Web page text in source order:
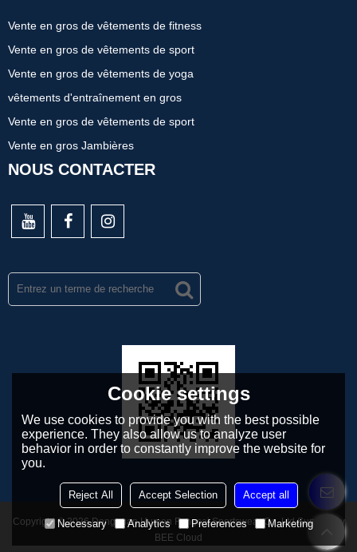
Vente en gros de vêtements de fitness
Vente en gros de vêtements de sport
Vente en gros de vêtements de yoga
vêtements d'entraînement en gros
Vente en gros de vêtements de sport
Vente en gros Jambières
NOUS CONTACTER
Copyright © 2026Dongguan Humen Fengcai Sportswear Co.,LtdSupport By
BEE Cloud
Cookie settings
We use cookies to provide you with the best possible
experience. They also allow us to analyze user
behavior in order to constantly improve the website for
you.
Reject All Accept Selection Accept all
Necessary Analytics Preferences Marketing